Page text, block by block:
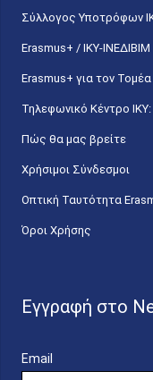
Σύλλογος Υποτρόφων
Erasmus+ / ΙΚΥ-ΙΝΕΔΙΒΙΜ
Erasmus+ για τον
Τηλεφωνικό Κέντρο
Πώς θα μας βρείτε
Χρήσιμοι Σύνδεσμοι
Οπτική Ταυτότητα
Όροι Χρήσης
Εγγραφή στο
Email